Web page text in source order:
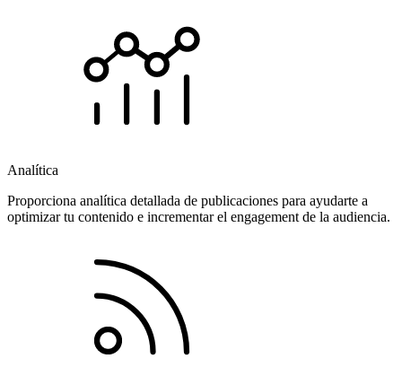
Analítica
Proporciona analítica detallada de publicaciones para ayudarte a
optimizar tu contenido e incrementar el engagement de la audiencia.